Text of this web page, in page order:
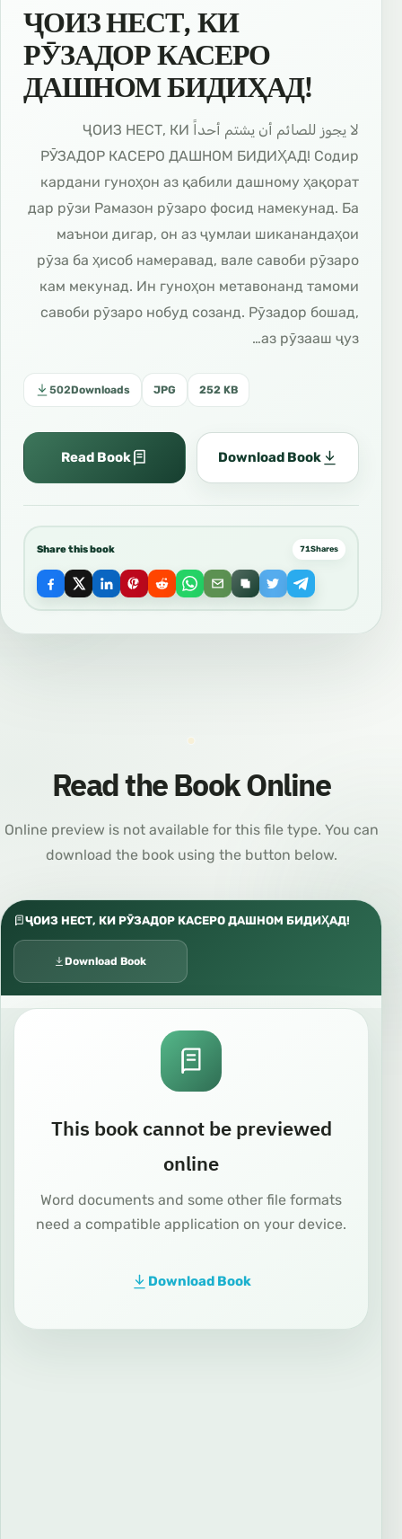
ҶОИЗ НЕСТ, КИ
РӮЗАДОР КАСЕРО
ДАШНОМ БИДИҲАД!
لا يجوز للصائم أن يشتم أحداً ҶОИЗ НЕСТ, КИ
РӮЗАДОР КАСЕРО ДАШНОМ БИДИҲАД! Содир
кардани гуноҳон аз қабили дашному ҳақорат
дар рӯзи Рамазон рӯзаро фосид намекунад. Ба
маънои дигар, он аз ҷумлаи шиканандаҳои
рӯза ба ҳисоб намеравад, вале савоби рӯзаро
кам мекунад. Ин гуноҳон метавонанд тамоми
савоби рӯзаро нобуд созанд. Рӯзадор бошад,
аз рӯзааш ҷуз…
502Downloads JPG 252 KB
Read Book Download Book
Share this book 71Shares
Read the Book Online
Online preview is not available for this file type. You can
download the book using the button below.
ҶОИЗ НЕСТ, КИ РӮЗАДОР КАСЕРО ДАШНОМ БИДИҲАД!
Download Book
This book cannot be previewed
online
Word documents and some other file formats
need a compatible application on your device.
Download Book